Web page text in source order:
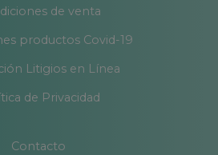
de venta
productos Covid-19
Litigios en Línea
de Privacidad
Contacto